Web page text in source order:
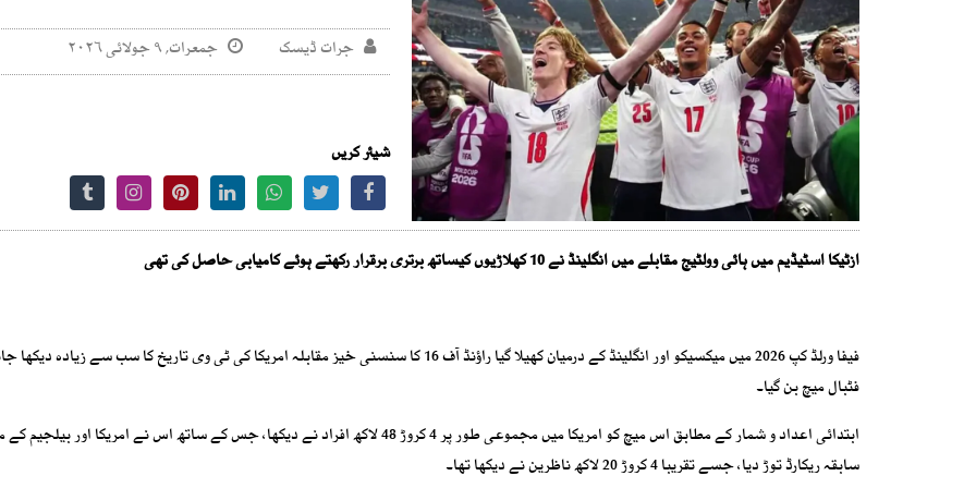
جرات ڈیسک جمعرات, ۹ جولائی ۲۰۲۶
شیئر کریں
ازٹیکا اسٹیڈیم میں ہائی وولٹیج مقابلے میں انگلینڈ نے 10 کھلاڑیوں کیساتھ برتری برقرار رکھتے ہوئے کامیابی حاصل کی تھی
فیفا ورلڈ کپ 2026 میں میکسیکو اور انگلینڈ کے درمیان کھیلا گیا راؤنڈ آف 16 کا سنسنی خیز مقابلہ امریکا کی ٹی وی تاریخ کا سب سے زیادہ
فٹبال میچ بن گیا۔
ابتدائی اعداد و شمار کے مطابق اس میچ کو امریکا میں مجموعی طور پر 4 کروڑ 48 لاکھ افراد نے دیکھا، جس کے ساتھ اس نے امریکا اور
سابقہ ریکارڈ توڑ دیا، جسے تقریبا 4 کروڑ 20 لاکھ ناظرین نے دیکھا تھا۔